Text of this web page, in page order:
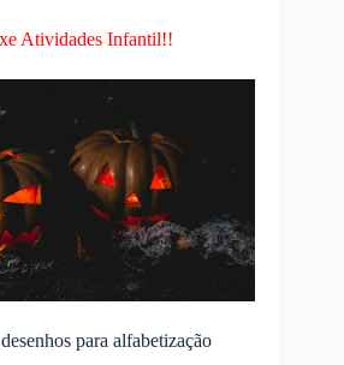
Atividades Infantil!!
para alfabetização